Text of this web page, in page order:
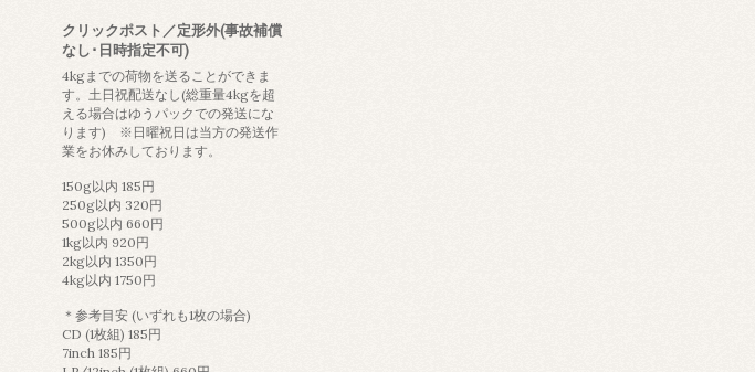
クリックポスト／定形外(事故補償
なし･日時指定不可)
4kgまでの荷物を送ることができま
す。土日祝配送なし(総重量4kgを超
える場合はゆうパックでの発送にな
ります) ※日曜祝日は当方の発送作
業をお休みしております。
150g以内 185円
250g以内 320円
500g以内 660円
1kg以内 920円
2kg以内 1350円
4kg以内 1750円
＊参考目安 (いずれも1枚の場合)
CD (1枚組) 185円
7inch 185円